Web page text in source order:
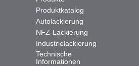
Produktkatalog
Autolackierung
NFZ-Lackierung
Industrielackierung
Technische
Informationen